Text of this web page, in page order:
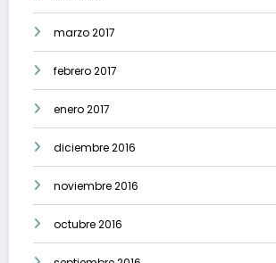
marzo 2017
febrero 2017
enero 2017
diciembre 2016
noviembre 2016
octubre 2016